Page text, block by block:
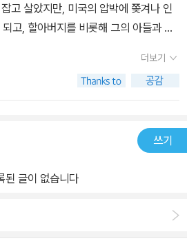
고 살았지만, 미국의 압박에 쫒겨나 인
고, 할아버지를 비롯해 그의 아들과 손
실험. 그 엄청나고 무시무시한 불기둥
기심으로 인해 잠시 방문한 일로 아버
없는 병으로 죽고, 그의 아들이자 주인
러가 될 공산이 있어 생략하고자 한다.
해 이 책이 말하고자 하는 주제는 확연히
아이들에게까지 많은 피해를 주는 행위
더보기
쓰기
된 글이 없습니다